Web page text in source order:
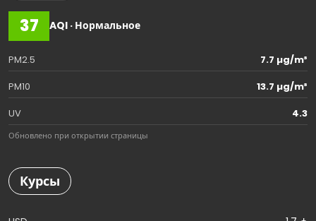
37 AQI · Нормальное
PM2.5
7.7 µg/m³
PM10
13.7 µg/m³
UV
4.3
Обновлено при открытии страницы
Курсы